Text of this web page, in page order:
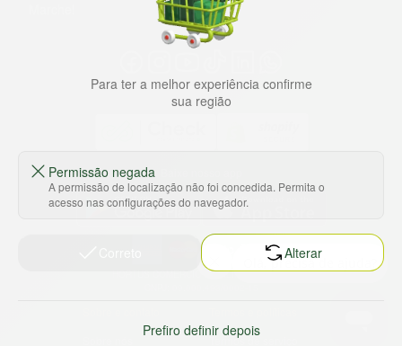
HORTUS COMERCIO DE ALIMENTOS S.A
Termos de serviço
Para ter a melhor experiência confirme
sua região
Permissão negada
A permissão de localização não foi concedida. Permita o
acesso nas configurações do navegador.
Alterar
Prefiro definir depois